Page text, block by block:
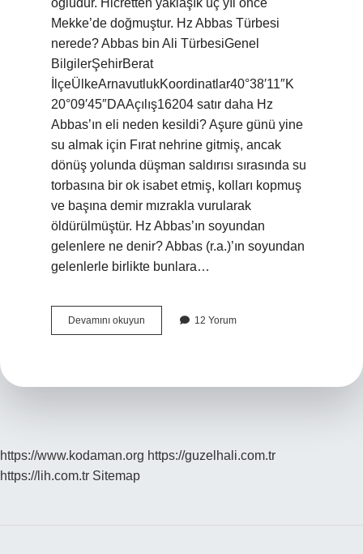
oğludur. Hicretten yaklaşık üç yıl önce
Mekke’de doğmuştur. Hz Abbas Türbesi
nerede? Abbas bin Ali TürbesiGenel
BilgilerŞehirBerat
İlçeÜlkeArnavutlukKoordinatlar40°38′11″K
20°09′45″DAAçılış16204 satır daha Hz
Abbas’ın eli neden kesildi? Aşure günü yine
su almak için Fırat nehrine gitmiş, ancak
dönüş yolunda düşman saldırısı sırasında su
torbasına bir ok isabet etmiş, kolları kopmuş
ve başına demir mızrakla vurularak
öldürülmüştür. Hz Abbas’ın soyundan
gelenlere ne denir? Abbas (r.a.)’ın soyundan
gelenlerle birlikte bunlara…
Devamını okuyun
Abbas
12 Yorum
https://www.kodaman.org https://guzelhali.com.tr
https://lih.com.tr Sitemap